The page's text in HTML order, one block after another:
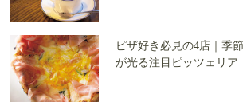
ピザ好き必見の4店｜季
が光る注目ピッツェリア